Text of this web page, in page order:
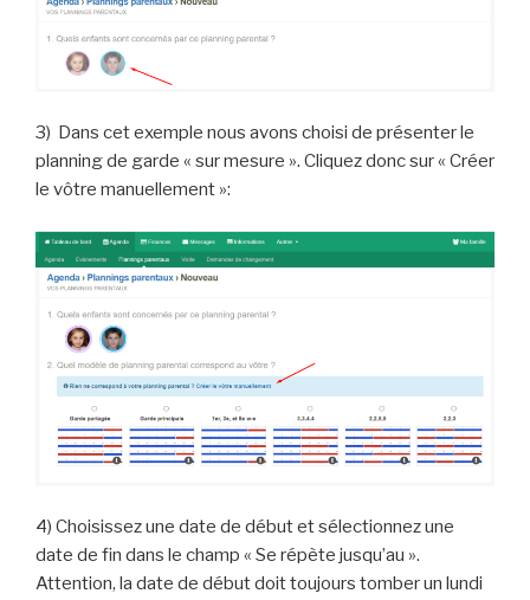
3) Dans cet exemple nous avons choisi de présenter le
planning de garde « sur mesure ». Cliquez donc sur « Créer
le vôtre manuellement »:
4) Choisissez une date de début et sélectionnez une
date de fin dans le champ « Se répète jusqu’au ».
Attention, la date de début doit toujours tomber un lundi